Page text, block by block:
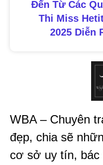
Đến Từ Các
Thi Miss
2025 Diễn
WBA – Chuyên
đẹp, chia sẽ
cơ sở uy tín, bác